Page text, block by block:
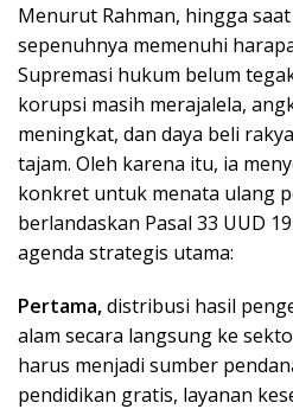
Menurut Rahman, hingga
sepenuhnya memenuhi
Supremasi hukum belum
korupsi masih merajalela,
meningkat, dan daya beli
tajam. Oleh karena itu, ia
konkret untuk menata ulang
berlandaskan Pasal 33 UUD
agenda strategis utama:
Pertama,distribusi hasil
alam secara langsung ke
harus menjadi sumber
pendidikan gratis, layanan